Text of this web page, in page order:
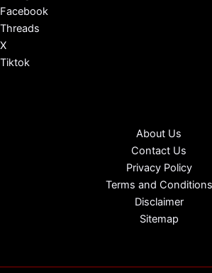
Facebook
Threads
X
Tiktok
About Us
Contact Us
Privacy Policy
Terms and Conditions
Disclaimer
Sitemap